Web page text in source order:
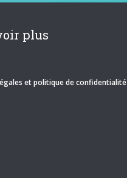
plus
et politique de confidentialité